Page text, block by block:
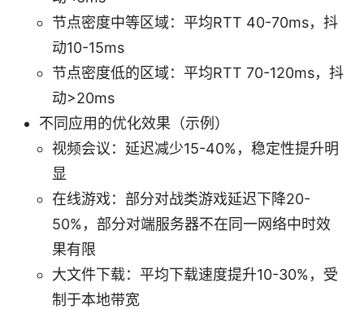
节点密度中等区域：平均RTT 40-70ms，抖
动10-15ms
节点密度低的区域：平均RTT 70-120ms，抖
动>20ms
不同应用的优化效果（示例）
视频会议：延迟减少15-40%，稳定性提升明
显
在线游戏：部分对战类游戏延迟下降20-
50%，部分对端服务器不在同一网络中时效
果有限
大文件下载：平均下载速度提升10-30%，受
制于本地带宽